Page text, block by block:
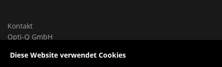
Kontakt
Opti-Q GmbH
1030 Wien, Österreich
Diese Website verwendet Cookies